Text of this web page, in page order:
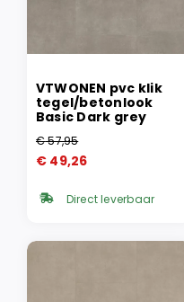
VTWONEN pvc klik
tegel/betonlook
Basic Dark grey
€57,95
Oorspronkelijke
was:
€ 49,26
Huidige
is: Direct leverbaar